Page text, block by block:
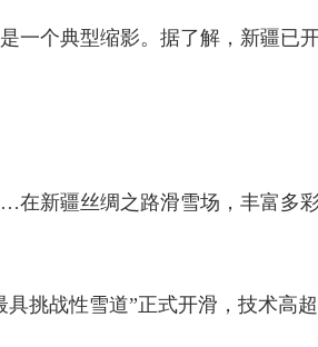
个典型缩影。据了解，新疆已
疆丝绸之路滑雪场，丰富多彩
战性雪道”正式开滑，技术高